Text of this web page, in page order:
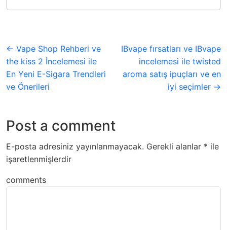
← Vape Shop Rehberi ve
the kiss 2 İncelemesi ile
En Yeni E-Sigara Trendleri
ve Önerileri
IBvape fırsatları ve IBvape
incelemesi ile twisted
aroma satış ipuçları ve en
iyi seçimler →
Post a comment
E-posta adresiniz yayınlanmayacak. Gerekli alanlar * ile
işaretlenmişlerdir
comments